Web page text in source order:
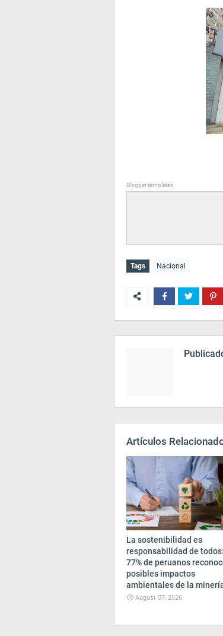
Blogger templates
Tags Nacional
Artículos
La sostenibilidad es
responsabilidad de todos:
77% de peruanos
posibles impactos
ambientales de la
August 07, 2026